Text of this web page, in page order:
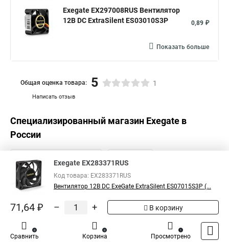
Exegate EX297008RUS Вентилятор
12В DC ExtraSilent ES03010S3P
0,89 ₽
Показать больше
Написать отзыв
Общая оценка товара: 5 1
Специализированный магазин Exegate в
России
Exegate EX283371RUS
Код товара: EX283371RUS
Вентилятор 12В DC ExeGate ExtraSilent ES07015S3P (...
71,64 ₽ – + В корзину
Сравнить
0
Корзина
0
Просмотрено
1